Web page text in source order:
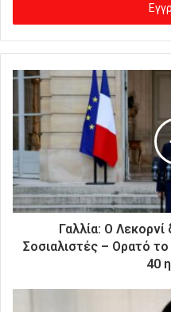
γ
ε
ε
ε
κ
τ
κ
Γαλλία: Ο
Σοσιαλιστές – Ορατό
40